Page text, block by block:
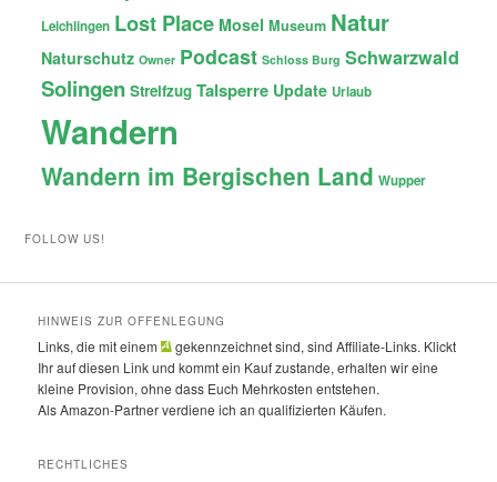
Leichlingen Lost Place Mosel Museum Natur
Naturschutz Owner Podcast Schloss Burg Schwarzwald
Solingen Streifzug Talsperre Update Urlaub
Wandern
Wandern im Bergischen Land Wupper
FOLLOW US!
HINWEIS ZUR OFFENLEGUNG
Links, die mit einem
gekennzeichnet sind, sind Affiliate-Links. Klickt
Ihr auf diesen Link und kommt ein Kauf zustande, erhalten wir eine
kleine Provision, ohne dass Euch Mehrkosten entstehen.
Als Amazon-Partner verdiene ich an qualifizierten Käufen.
RECHTLICHES